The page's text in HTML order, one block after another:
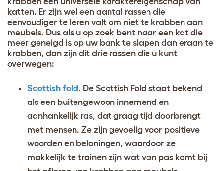
katten. Er zijn wel een aantal rassen die
eenvoudiger te leren valt om niet te krabben aan
meubels. Dus als u op zoek bent naar een kat die
meer geneigd is op uw bank te slapen dan eraan te
krabben, dan zijn dit drie rassen die u kunt
overwegen:
Scottish fold. De Scottish Fold staat bekend
als een buitengewoon innemend en
aanhankelijk ras, dat graag tijd doorbrengt
met mensen. Ze zijn gevoelig voor positieve
woorden en beloningen, waardoor ze
makkelijk te trainen zijn wat van pas komt bij